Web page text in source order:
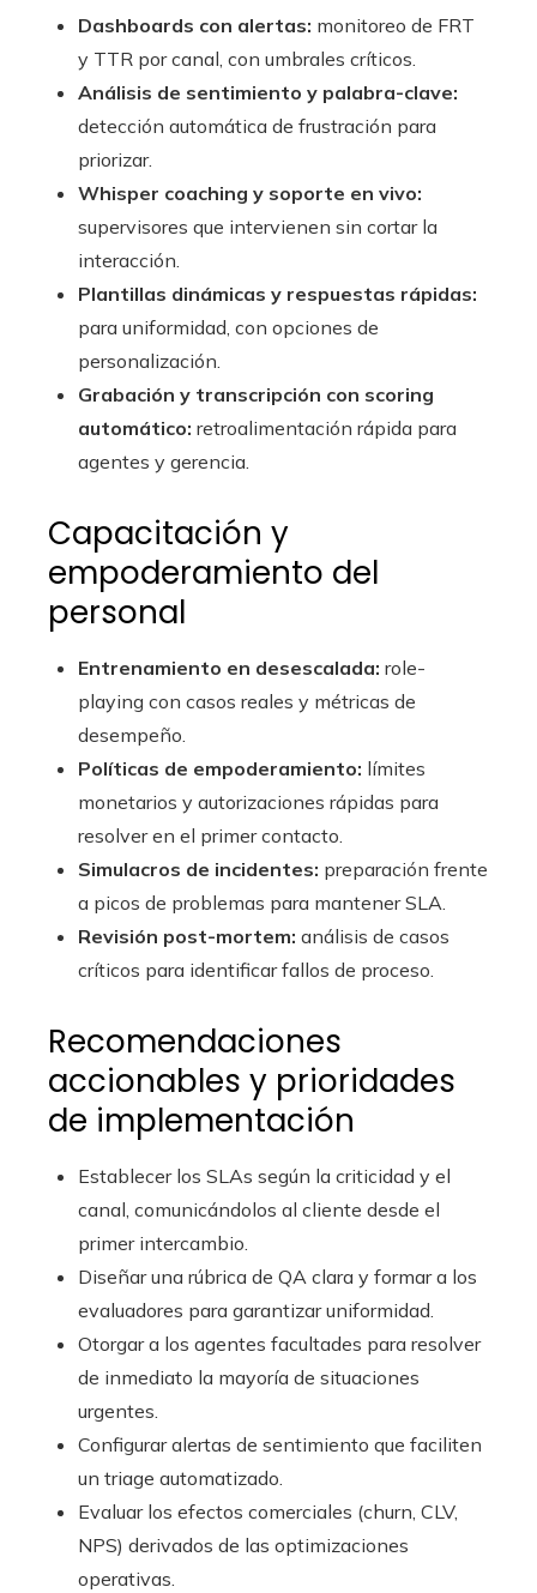
Dashboards con alertas: monitoreo de FRT
y TTR por canal, con umbrales críticos.
Análisis de sentimiento y palabra-clave:
detección automática de frustración para
priorizar.
Whisper coaching y soporte en vivo:
supervisores que intervienen sin cortar la
interacción.
Plantillas dinámicas y respuestas rápidas:
para uniformidad, con opciones de
personalización.
Grabación y transcripción con scoring
automático: retroalimentación rápida para
agentes y gerencia.
Capacitación y
empoderamiento del
personal
Entrenamiento en desescalada: role-
playing con casos reales y métricas de
desempeño.
Políticas de empoderamiento: límites
monetarios y autorizaciones rápidas para
resolver en el primer contacto.
Simulacros de incidentes: preparación frente
a picos de problemas para mantener SLA.
Revisión post-mortem: análisis de casos
críticos para identificar fallos de proceso.
Recomendaciones
accionables y prioridades
de implementación
Establecer los SLAs según la criticidad y el
canal, comunicándolos al cliente desde el
primer intercambio.
Diseñar una rúbrica de QA clara y formar a los
evaluadores para garantizar uniformidad.
Otorgar a los agentes facultades para resolver
de inmediato la mayoría de situaciones
urgentes.
Configurar alertas de sentimiento que faciliten
un triage automatizado.
Evaluar los efectos comerciales (churn, CLV,
NPS) derivados de las optimizaciones
operativas.